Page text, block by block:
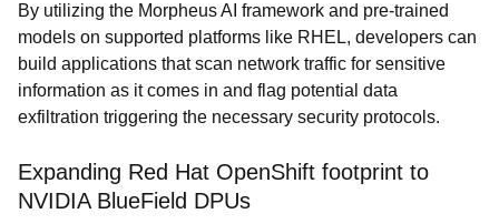
By utilizing the Morpheus AI framework and pre-trained
models on supported platforms like RHEL, developers can
build applications that scan network traffic for sensitive
information as it comes in and flag potential data
exfiltration triggering the necessary security protocols.
Expanding Red Hat OpenShift footprint to
NVIDIA BlueField DPUs